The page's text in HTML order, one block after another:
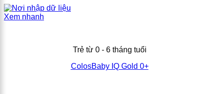
Xem nhanh
Trẻ từ 0 - 6 tháng tuổi
ColosBaby IQ Gold 0+